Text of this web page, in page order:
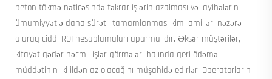
beton tökmə nəticəsində təkrar işlərin azalması və layihələrin
ümumiyyətlə daha sürətli tamamlanması kimi amilləri nəzərə
alaraq ciddi ROI hesablamaları aparmalıdır. Əksər müştərilər,
kifayət qədər həcmli işlər görmələri halında geri ödəmə
müddətinin iki ildən az olacağını müşahidə edirlər. Operatorların